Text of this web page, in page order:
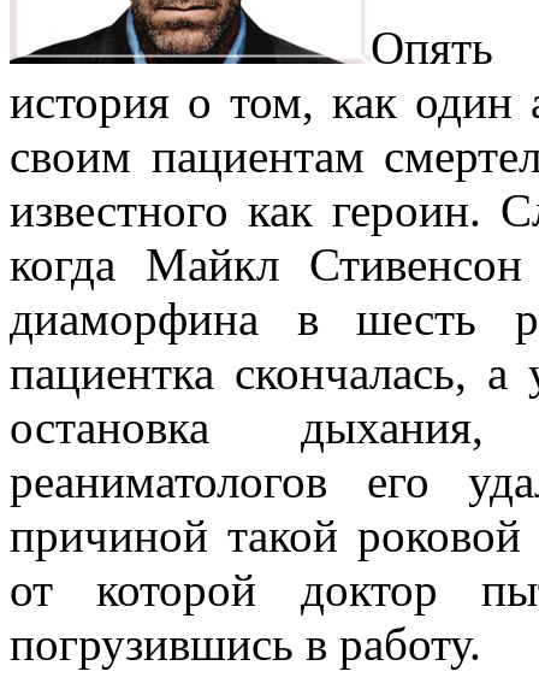
Опять
история о том, как один
своим пациентам
известного как героин.
когда Майкл
диаморфина в шесть
пациентка скончалась,
остановка
реаниматологов его
причиной такой
от которой доктор
погрузившись в работу.